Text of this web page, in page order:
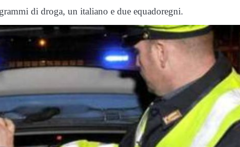
di droga, un italiano e due equadoregni.